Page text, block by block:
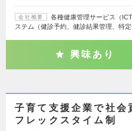
会社概要
各種健康管理サービス（
ステム（健診予約、健診結果管理、特
興味あり
子育て支援企業で社
フレックスタイム制